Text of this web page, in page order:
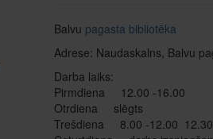
Balvu pagasta bibliotēka
Adrese: Naudaskalns, Balvu
Darba laiks:
Pirmdiena 12.00 -16.00
Otrdiena slēgts
Trešdiena 8.00 -12.00 12.30